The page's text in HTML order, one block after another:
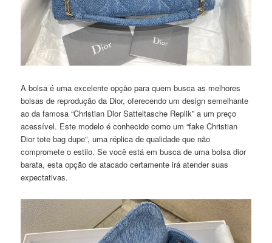
A bolsa é uma excelente opção para quem busca as melhores
bolsas de reprodução da Dior, oferecendo um design semelhante
ao da famosa “Christian Dior Satteltasche Replik” a um preço
acessível. Este modelo é conhecido como um “fake Christian
Dior tote bag dupe”, uma réplica de qualidade que não
compromete o estilo. Se você está em busca de uma bolsa dior
barata, esta opção de atacado certamente irá atender suas
expectativas.